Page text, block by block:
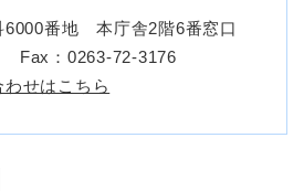
6000番地 本庁舎2階6番窓口
Fax：0263-72-3176
わせはこちら